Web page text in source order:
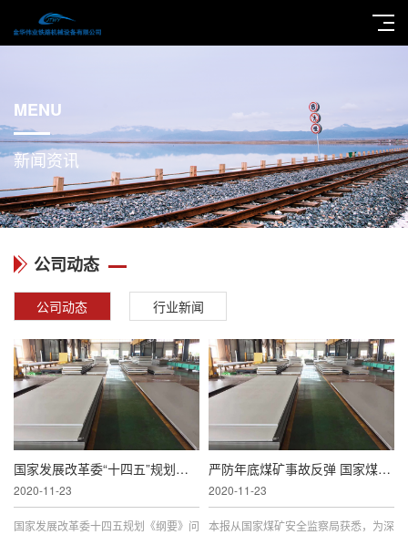
MENU
新闻资讯
公司动态
公司动态 行业新闻
国家发展改革委“十四五”规划《纲要》问计求
2020-11-23
国家发展改革委十四五规划《纲要》问
严防年底煤矿事故反弹 国家煤监局召开全国煤矿
2020-11-23
本报从国家煤矿安全监察局获悉，为深